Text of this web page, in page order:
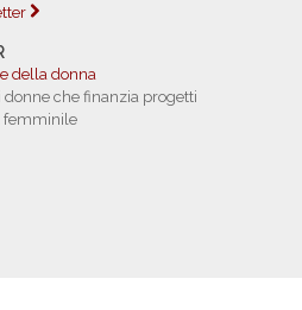
della donna
donne che finanzia progetti
femminile